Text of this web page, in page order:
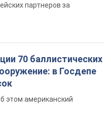
партнеров за
70 баллистических
в Госдепе
этом американский